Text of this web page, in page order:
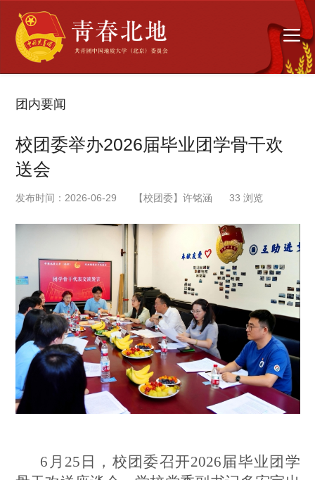
团内要闻
校团委举办2026届毕业团学骨干欢
送会
发布时间：2026-06-29 【校团委】许铭涵 33 浏览
6 月25日，校团委召开2026届毕业团学